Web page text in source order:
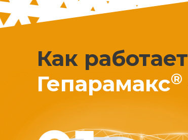
Как работает
Гепарамакс®